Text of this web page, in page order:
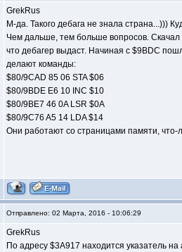
GrekRus
М-да. Такого дебага не знала страна...)))
Чем дальше, тем больше вопросов.
что дебагер выдаст. Начиная с $9BDC
делают команды:
$80/9CAD 85 06 STA $06
$80/9BDE E6 10 INC $10
$80/9BE7 46 0A LSR $0A
$80/9C76 A5 14 LDA $14
Они работают со страницами памяти,
Отправлено: 02 Марта, 2016 - 10:06:29
GrekRus
По адресу $3A917 находится указатель